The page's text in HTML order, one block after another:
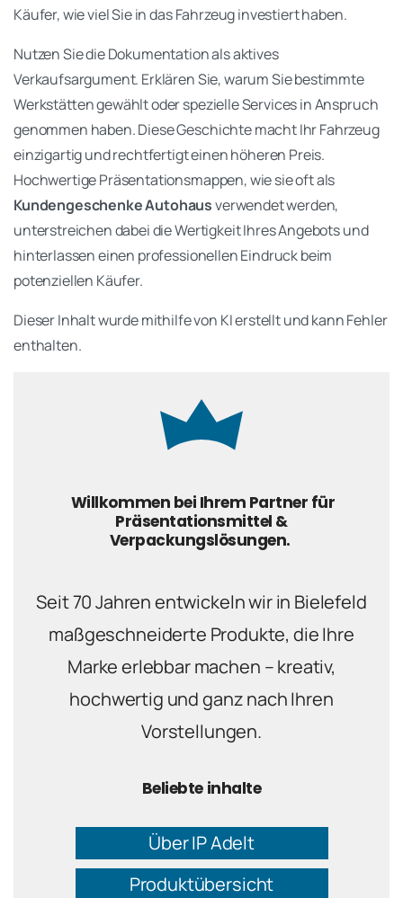
Käufer, wie viel Sie in das Fahrzeug investiert haben.
Nutzen Sie die Dokumentation als aktives
Verkaufsargument. Erklären Sie, warum Sie bestimmte
Werkstätten gewählt oder spezielle Services in Anspruch
genommen haben. Diese Geschichte macht Ihr Fahrzeug
einzigartig und rechtfertigt einen höheren Preis.
Hochwertige Präsentationsmappen, wie sie oft als
Kundengeschenke Autohausverwendet werden,
unterstreichen dabei die Wertigkeit Ihres Angebots und
hinterlassen einen professionellen Eindruck beim
potenziellen Käufer.
Dieser Inhalt wurde mithilfe von KI erstellt und kann Fehler
enthalten.
Willkommen bei Ihrem Partner für
Präsentationsmittel &
Verpackungslösungen.
Seit 70 Jahren entwickeln wir in Bielefeld
maßgeschneiderte Produkte, die Ihre
Marke erlebbar machen – kreativ,
hochwertig und ganz nach Ihren
Vorstellungen.
Beliebte inhalte
Über IP Adelt
Produktübersicht